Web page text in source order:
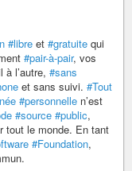
#libre et #gratuite qui
#pair-à-pair, vos
à l’autre, #sans
et sans suivi. #Tout
#personnelle n’est
#source #public,
tout le monde. En tant
#Foundation,